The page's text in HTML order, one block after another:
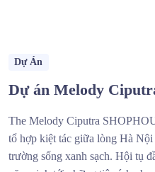
Dự Án
Dự án Melody
The Melody Ciputra
tổ hợp kiệt tác giữa lòng Hà
trường sống xanh sạch. Hội tụ